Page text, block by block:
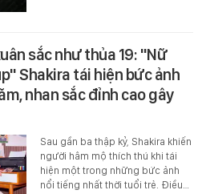
sắc như thủa 19: "Nữ
Shakira tái hiện bức ảnh
nhan sắc đỉnh cao gây
Sau gần ba thập kỷ, Shakira khiến
người hâm mộ thích thú khi tái
hiện một trong những bức ảnh
nổi tiếng nhất thời tuổi trẻ. Điều…